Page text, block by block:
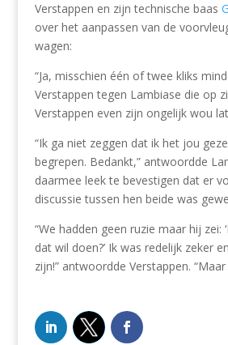
Verstappen en zijn technische baas
over het aanpassen van de
wagen:
“Ja, misschien één of twee kliks
Verstappen tegen Lambiase die op
Verstappen even zijn ongelijk wou
“Ik ga niet zeggen dat ik het jou
begrepen. Bedankt,” antwoordde
daarmee leek te bevestigen dat er
discussie tussen hen beide was
“We hadden geen ruzie maar hij zei:
dat wil doen?’ Ik was redelijk zeker
zijn!” antwoordde Verstappen.